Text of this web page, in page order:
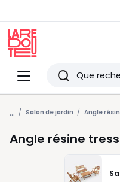
Menu
Redoute
Rechercher
Derniers
articles
vus
... Salon de jardin Angle
Angle résine